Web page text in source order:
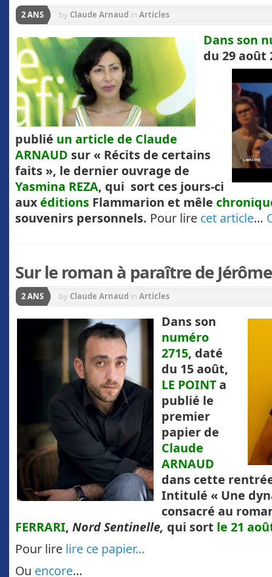
2 ANS by Claude Arnaud in Articles
Dans son
du 29 août
publié un article de Claude
ARNAUD sur « Récits de certains
faits », le dernier ouvrage de
Yasmina REZA, qui sort ces jours-ci
aux éditions Flammarion et mêle
souvenirs personnels. Pour lire cet article…
Sur le roman à paraître de Jérôme
2 ANS by Claude Arnaud in Articles
Dans son
numéro
2715, daté
du 15 août,
LE POINTa
publié le
premier
papier de
Claude
ARNAUD
dans cette
Intitulé « Une
consacré au
FERRARI, Nord Sentinelle, qui sort le 21
Pour lire lire ce papier…
Ou encore…